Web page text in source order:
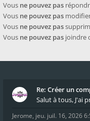
Vous ne pouvez pas
Vous ne pouvez pas
Vous ne pouvez pas
Vous ne pouvez pas joindre
Re: Créer un
Salut à tous, J'ai
Jerome, jeu. juil. 16, 2026